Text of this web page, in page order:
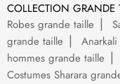
COLLECTION GRANDE
Robes grande taille
grande taille
hommes grande taille
Costumes Sharara